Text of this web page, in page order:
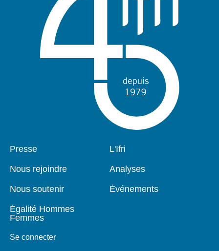
Pied
Presse
Nous rejoindre
Nous soutenir
Égalité Hommes
Femmes
Se connecter
Navigation
L'Ifri
Analyses
Événements